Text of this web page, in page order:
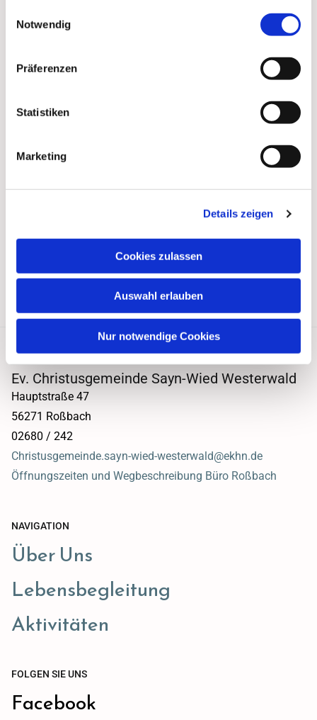
Notwendig
Präferenzen
Statistiken
Marketing
Details zeigen
Cookies zulassen
Auswahl erlauben
Nur notwendige Cookies
Ev. Christusgemeinde Sayn-Wied Westerwald
Hauptstraße 47
56271 Roßbach
02680 / 242
Christusgemeinde.sayn-wied-westerwald@ekhn.de
Öffnungszeiten und Wegbeschreibung Büro Roßbach
NAVIGATION
Über Uns
Lebensbegleitung
Aktivitäten
FOLGEN SIE UNS
Facebook